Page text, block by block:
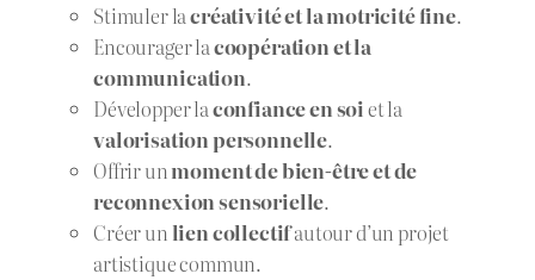
Stimuler lacréativité et la motricité fine.
Encourager lacoopération et la
communication.
Développer laconfiance en soiet la
valorisation personnelle.
Offrir unmoment de bien-être et de
reconnexion sensorielle.
Créer un lien collectifautour d’un projet
artistique commun.